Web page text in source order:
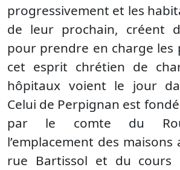
progressivement et les
de leur prochain, créent
pour prendre en charge les
cet esprit chrétien de
hôpitaux voient le jour
Celui de Perpignan est
par le comte du
l’emplacement des maisons
rue Bartissol et du cours